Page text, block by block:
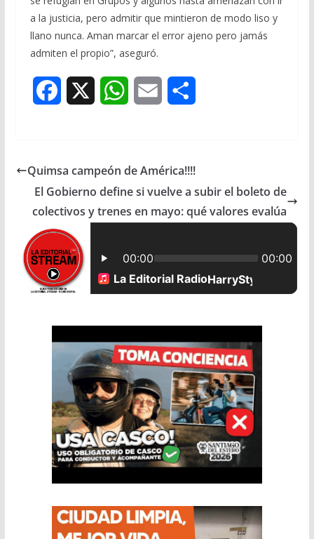
a la justicia, pero admitir que mintieron de modo liso y
llano nunca. Aman marcar el error ajeno pero jamás
admiten el propio”, aseguró.
e
o
o
k
W
t
p
p
i
r
Quimsa campeón de América!!!!
El Gobierno define si vuelve a subir el boleto de
colectivos y trenes en mayo: qué valores evalúa